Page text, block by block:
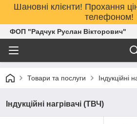
Шановні клієнти! Прохання
телефоном!
ФОП "Радчук Руслан Вікторович"
Товари та послуги Індукційні
Індукційні нагрівачі (ТВЧ)